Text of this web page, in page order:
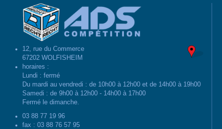
12, rue du Commerce
67202 WOLFISHEIM
horaires :
Lundi : fermé
Du mardi au vendredi : de 10h00 à 12h00 et de 14h00 à 19h00
Samedi : de 9h00 à 12h00 - 14h00 à 17h00
Fermé le dimanche.
03 88 77 19 96
fax : 03 88 76 57 95